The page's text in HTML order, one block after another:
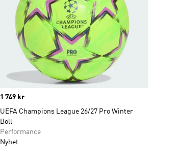
Price
1 749 kr
UEFA Champions League 26/27 Pro Winter
Boll
Performance
Nyhet